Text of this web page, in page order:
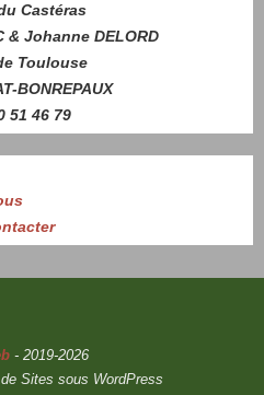
Castéras
& Johanne DELORD
Toulouse
BONREPAUX
51 46 79
- 2019-2026
Sites sous WordPress